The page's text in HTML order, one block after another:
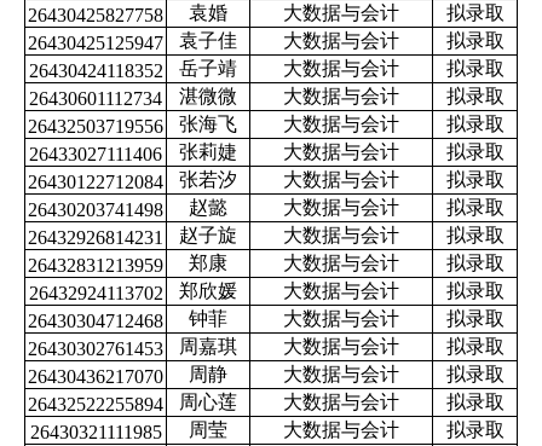
26430425827758
袁婚 大数据与会计
拟录取
26430425125947
袁子佳 大数据与会计
拟录取
26430424118352
岳子靖 大数据与会计
拟录取
26430601112734
湛微微 大数据与会计
拟录取
26432503719556
张海飞 大数据与会计
拟录取
26433027111406
张莉婕 大数据与会计
拟录取
26430122712084
张若汐 大数据与会计
拟录取
26430203741498
赵懿 大数据与会计
拟录取
26432926814231
赵子旋 大数据与会计
拟录取
26432831213959
郑康 大数据与会计
拟录取
26432924113702
郑欣媛 大数据与会计
拟录取
26430304712468
钟菲 大数据与会计
拟录取
26430302761453
周嘉琪 大数据与会计
拟录取
26430436217070
周静 大数据与会计
拟录取
26432522255894
周心莲 大数据与会计
拟录取
26430321111985
周莹 大数据与会计
拟录取